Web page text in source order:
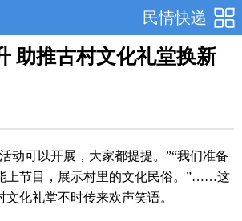
民情快递
助推古村文化礼堂换新
动可以开展，大家都提提。”“我们准备
上节目，展示村里的文化民俗。”……这
化礼堂不时传来欢声笑语。